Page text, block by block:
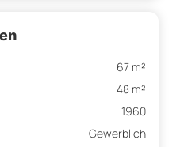
67 m²
48 m²
1960
Gewerblich